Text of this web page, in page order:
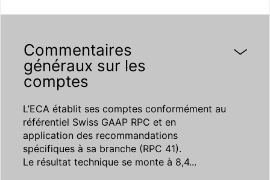
Commentaires
généraux sur les
comptes
L’ECA établit ses comptes conformément au
référentiel Swiss GAAP RPC et en
application des recommandations
spécifiques à sa branche (RPC 41).
Le résultat technique se monte à 8,4...